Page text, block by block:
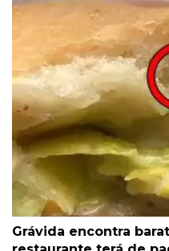
Grávida encontra